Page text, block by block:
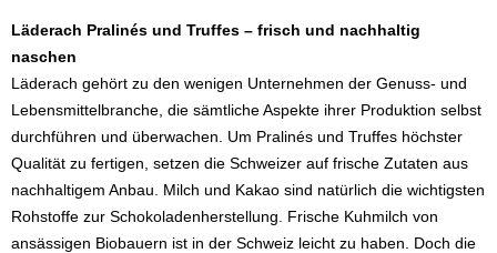
Läderach Pralinés und Truffes – frisch und nachhaltig
naschen
Läderach gehört zu den wenigen Unternehmen der Genuss- und
Lebensmittelbranche, die sämtliche Aspekte ihrer Produktion selbst
durchführen und überwachen. Um Pralinés und Truffes höchster
Qualität zu fertigen, setzen die Schweizer auf frische Zutaten aus
nachhaltigem Anbau. Milch und Kakao sind natürlich die wichtigsten
Rohstoffe zur Schokoladenherstellung. Frische Kuhmilch von
ansässigen Biobauern ist in der Schweiz leicht zu haben. Doch die